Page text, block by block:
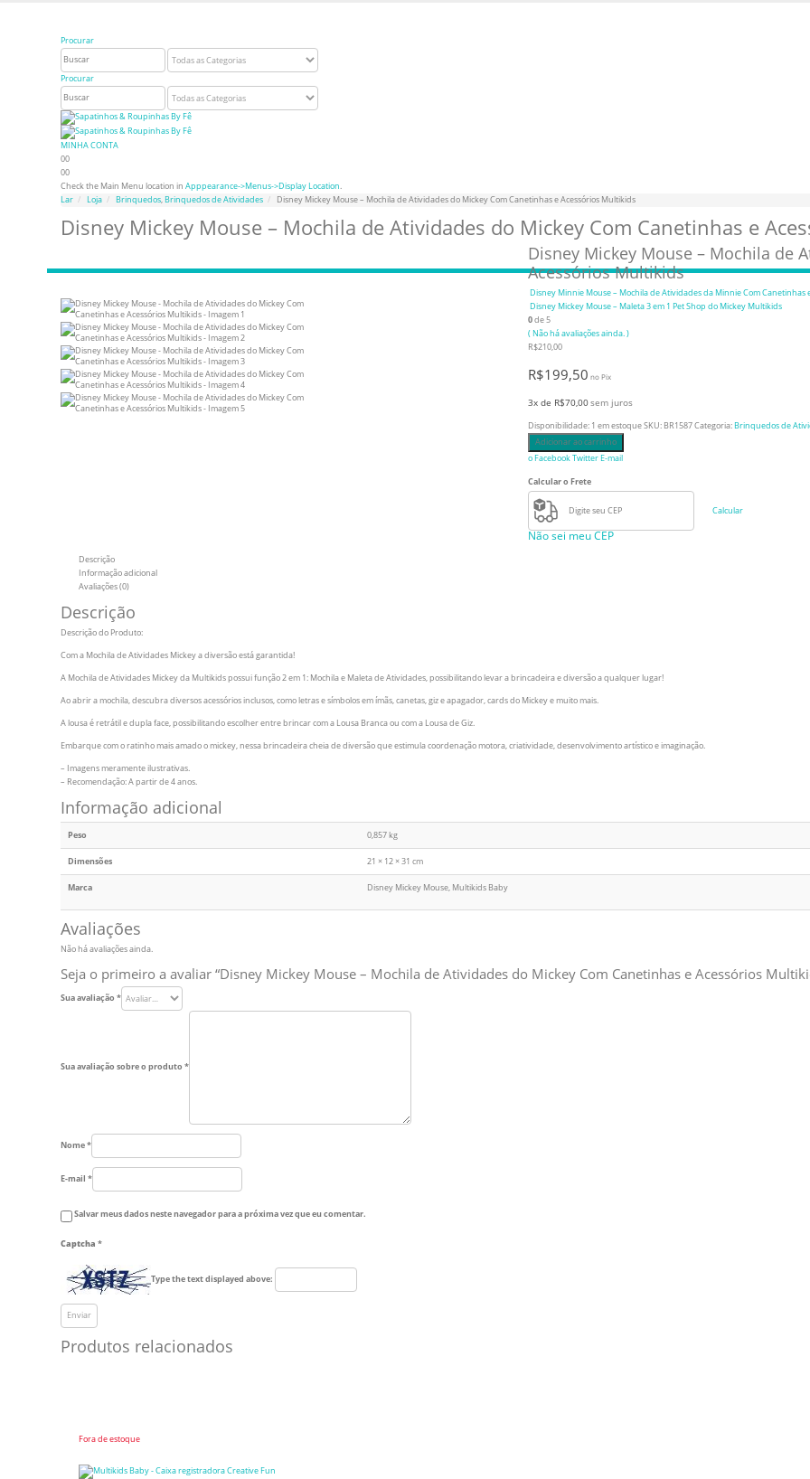
Procurar
Procurar
MINHA CONTA
00
00
Check the Main Menu location in Apppearance->Menus->Display Location.
Lar
Loja Brinquedos,Brinquedos de Atividades Disney Mickey Mouse – Mochila de Atividades do Mickey Com Canetinhas e Acessórios Multikids
Disney Mickey Mouse – Mochila de Atividades do Mickey Com Canetinhas e
Disney Mickey Mouse – Mochila de
Acessórios Multikids
Disney Minnie Mouse – Mochila de Atividades da Minnie Com Canetinhas
Disney Mickey Mouse – Maleta 3 em 1 Pet Shop do Mickey Multikids
0de 5
( Não há avaliações ainda. )
R$210,00
R$199,50 no Pix
3x de R$70,00sem juros
Disponibilidade: 1 em estoqueSKU: BR1587Categoria:Brinquedos de
Adicionar ao carrinho
o FacebookTwitterE-mail
Calcular o Frete
Calcular
Não sei meu CEP
Descrição
Informação adicional
Avaliações (0)
Descrição
Descrição do Produto:
Com a Mochila de Atividades Mickey a diversão está garantida!
A Mochila de Atividades Mickey da Multikids possui função 2 em 1: Mochila e Maleta de Atividades, possibilitando levar a brincadeira e diversão a qualquer lugar!
Ao abrir a mochila, descubra diversos acessórios inclusos, como letras e símbolos em ímãs, canetas, giz e apagador, cards do Mickey e muito mais.
A lousa é retrátil e dupla face, possibilitando escolher entre brincar com a Lousa Branca ou com a Lousa de Giz.
Embarque com o ratinho mais amado o mickey, nessa brincadeira cheia de diversão que estimula coordenação motora, criatividade, desenvolvimento artístico e imaginação.
– Imagens meramente ilustrativas.
– Recomendação: A partir de 4 anos.
Informação adicional
Peso 0,857 kg
Dimensões 21 × 12 × 31 cm
Marca Disney Mickey Mouse, Multikids Baby
Avaliações
Não há avaliações ainda.
Seja o primeiro a avaliar “Disney Mickey Mouse – Mochila de Atividades do Mickey Com Canetinhas e Acessórios
Sua avaliação *
Sua avaliação sobre o produto *
Nome*
E-mail *
Salvar meus dados neste navegador para a próxima vez que eu comentar.
Captcha *
Type the text displayed above:
Produtos relacionados
Fora de estoque